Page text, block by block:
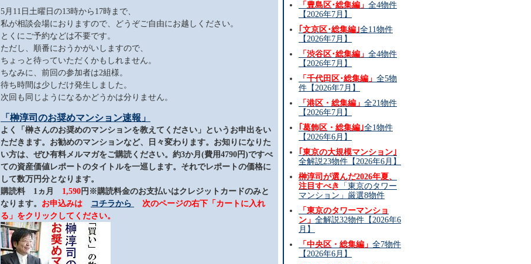
5月11日土曜日の13時から17時まで、
私が相談会場におりますので、どうぞご自由にお越しください。
とくにご予約などは不要です。
ただし、順番におうかがいしますので、
ちょっと待っていただくかもしれません。
ちなみに、前回の参加者は2組様。
待ち時間は少しだけ発生しました。
次回も同じようになるかどうかは分りません。
「榊淳司のお奨めマンション速報」
よく「榊さんのお奨めのマンションを教えてください」というお申出をい
ただきます。お勧めのマンションなど、日々変わります。お知りになりた
い方は、ぜひ有料メルマガをご購読ください。約3か月(費用4790円)ですべ
ての資産価値レポートのタイトルを一巡します。それでレポートの価格に
して数万円分となります。
購読料 1ヵ月 1,590 円 ※購読料金のお支払いはクレジットカードのみと
なります。 お申込みは コチラから
次のページの右下「カートに入れ
る」をクリックしてください。
「豊島区･総集編」 全4物件
【2026年7月】
｢文京区･総集編｣全11物件
【2026年7月】
「渋谷区･総集編」 全4物件
【2026年7月】
「千代田区･総集編」 全5物
件【2026年7月】
「港区・総集編」 全21物件
【2026年7月】
｢葛飾区・総集編｣全1物件
【2026年6月】
｢東京の大規模マンション｣
全解説23物件【2026年6月】
榊淳司が選んだ2026年夏、
注目すべき
「東京のタワー
マンション」厳選8物件
「東京のタワーマンショ
ン」 全解説32物件【2026年6
月】
「中央区・総集編」 全7物件
【2026年6月】